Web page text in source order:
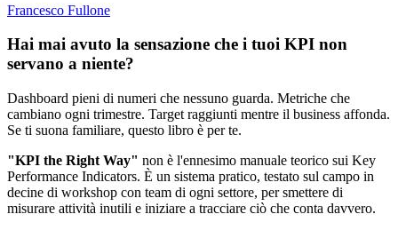
Francesco Fullone
Hai mai avuto la sensazione che i tuoi KPI non
servano a niente?
Dashboard pieni di numeri che nessuno guarda. Metriche che
cambiano ogni trimestre. Target raggiunti mentre il business affonda.
Se ti suona familiare, questo libro è per te.
"KPI the Right Way" non è l'ennesimo manuale teorico sui Key
Performance Indicators. È un sistema pratico, testato sul campo in
decine di workshop con team di ogni settore, per smettere di
misurare attività inutili e iniziare a tracciare ciò che conta davvero.